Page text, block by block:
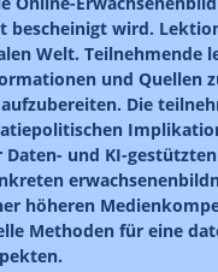
wird.
Welt. Teilnehmende
und Quellen
Die
und KI-
höheren
Methoden für eine